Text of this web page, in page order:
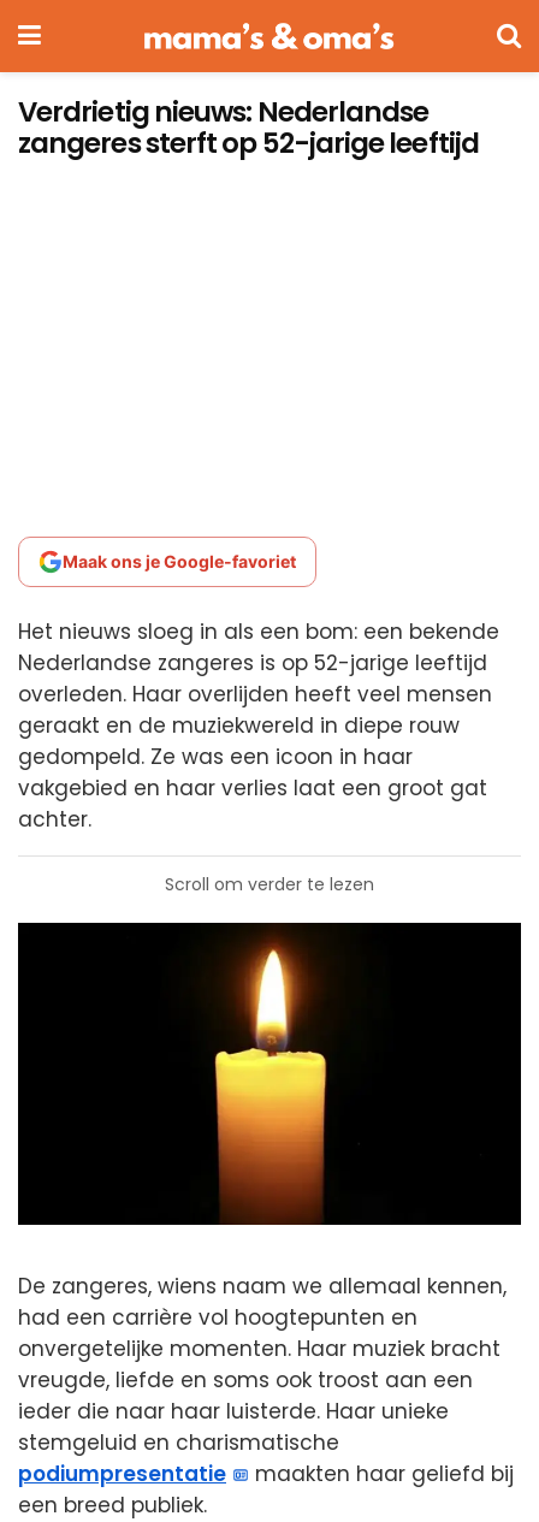
Verdrietig nieuws: Nederlandse
zangeres sterft op 52-jarige leeftijd
Maak ons je Google-favoriet
Het nieuws sloeg in als een bom: een bekende
Nederlandse zangeres is op 52-jarige leeftijd
overleden. Haar overlijden heeft veel mensen
geraakt en de muziekwereld in diepe rouw
gedompeld. Ze was een icoon in haar
vakgebied en haar verlies laat een groot gat
achter.
Scroll om verder te lezen
De zangeres, wiens naam we allemaal kennen,
had een carrière vol hoogtepunten en
onvergetelijke momenten. Haar muziek bracht
vreugde, liefde en soms ook troost aan een
ieder die naar haar luisterde. Haar unieke
stemgeluid en charismatische
podiumpresentatie
maakten haar geliefd bij
een breed publiek.